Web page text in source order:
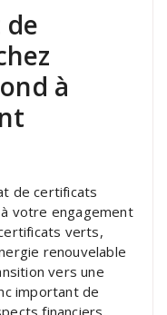
de
à
de certificats
votre engagement
verts,
renouvelable
vers une
important de
financiers,